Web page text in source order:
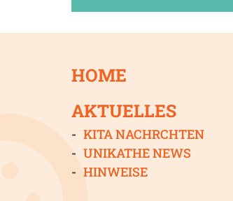
HOME
AKTUELLES
KITA NACHRCHTEN
UNIKATHE NEWS
HINWEISE